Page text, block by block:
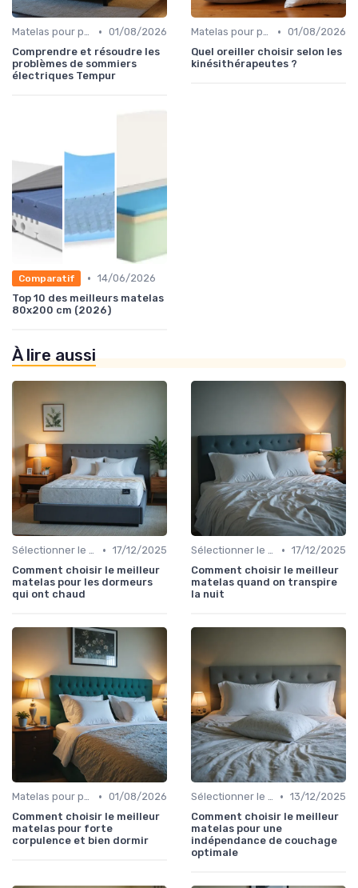
Matelas pour problèmes de dos • 01/08/2026
Comprendre et résoudre les
problèmes de sommiers
électriques Tempur
Matelas pour problèmes de dos • 01/08/2026
Quel oreiller choisir selon les
kinésithérapeutes ?
Comparatif • 14/06/2026
Top 10 des meilleurs matelas
80x200 cm (2026)
À lire aussi
Sélectionner le niveau de fermeté • 17/12/2025
Comment choisir le meilleur
matelas pour les dormeurs
qui ont chaud
Sélectionner le niveau de fermeté • 17/12/2025
Comment choisir le meilleur
matelas quand on transpire
la nuit
Matelas pour problèmes de dos • 01/08/2026
Comment choisir le meilleur
matelas pour forte
corpulence et bien dormir
Sélectionner le niveau de fermeté • 13/12/2025
Comment choisir le meilleur
matelas pour une
indépendance de couchage
optimale